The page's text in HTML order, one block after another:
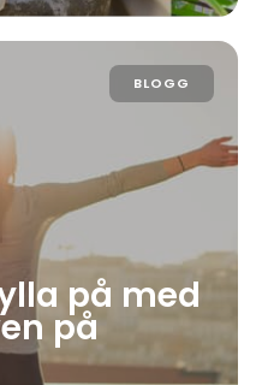
BLOGG
på med
på